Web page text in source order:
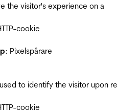
the visitor's experience on a
cookie
: Pixelspårare
to identify the visitor upon
cookie